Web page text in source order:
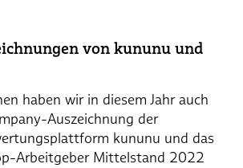
von kununu und
haben wir in diesem Jahr auch
Auszeichnung der
kununu und das
Arbeitgeber Mittelstand 2022